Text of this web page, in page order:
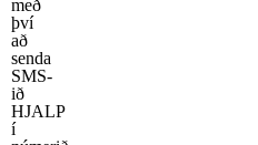
með
því
að
senda
SMS-
ið
HJALP
í